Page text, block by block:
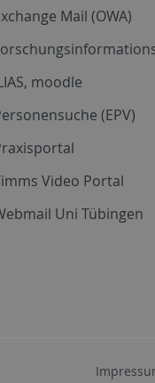
Mail (OWA)
moodle
(EPV)
Video Portal
Uni Tübingen